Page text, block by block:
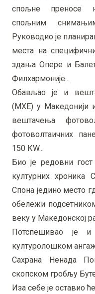
спољне преносе
спољним
Руководио је
места на
здања Опере и
Филхармоније...
Обављао је и
(МХЕ) у Македонији
вештачења
фотоволтаичних
150 КW...
Био је редовни
културних хроника
Спона једино место
обележи
веку у Македонској
Потспешивао је
културолошком
Сахрана Ненада
скопском гробљу
Иза себе је оставио